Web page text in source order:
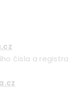
čísla a